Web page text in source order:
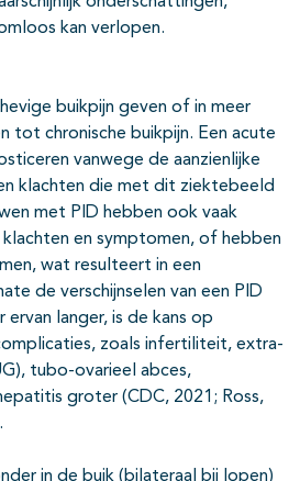
kan verlopen.
buikpijn geven of in meer
tot chronische buikpijn. Een acute
vanwege de aanzienlijke
klachten die met dit ziektebeeld
met PID hebben ook vaak
en symptomen, of hebben
wat resulteert in een
de verschijnselen van een PID
ervan langer, is de kans op
zoals infertiliteit, extra-
tubo-ovarieel abces,
groter (CDC, 2021; Ross,
in de buik (bilateraal bij lopen)